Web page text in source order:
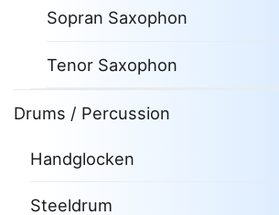
Sopran Saxophon
Tenor Saxophon
Drums / Percussion
Handglocken
Steeldrum